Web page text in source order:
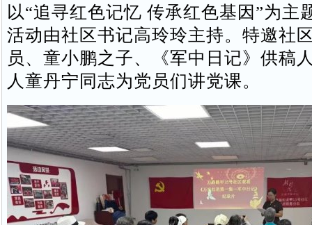
以“追寻红色记忆 传承红色基因”为主
活动由社区书记高玲玲主持。特邀社
员、童小鹏之子、《军中日记》供稿
人童丹宁同志为党员们讲党课。